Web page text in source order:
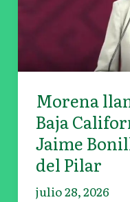
Morena
Baja
Jaime
del Pilar
julio 28, 2026
California
video
de
Jaime
Bonilla
contra
Marina